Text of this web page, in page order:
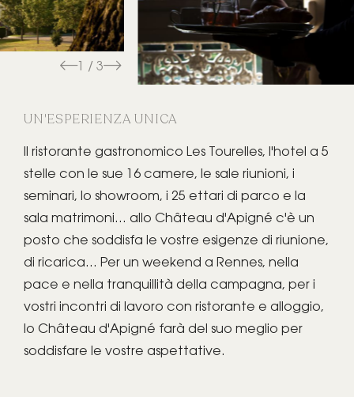
1 / 3
UN'ESPERIENZA UNICA
Il ristorante gastronomico Les Tourelles, l'hotel a 5
stelle con le sue 16 camere, le sale riunioni, i
seminari, lo showroom, i 25 ettari di parco e la
sala matrimoni... allo Château d'Apigné c'è un
posto che soddisfa le vostre esigenze di riunione,
di ricarica... Per un weekend a Rennes, nella
pace e nella tranquillità della campagna, per i
vostri incontri di lavoro con ristorante e alloggio,
lo Château d'Apigné farà del suo meglio per
soddisfare le vostre aspettative.